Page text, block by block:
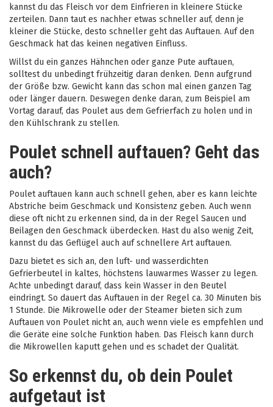
kannst du das Fleisch vor dem Einfrieren in kleinere Stücke
zerteilen. Dann taut es nachher etwas schneller auf, denn je
kleiner die Stücke, desto schneller geht das Auftauen. Auf den
Geschmack hat das keinen negativen Einfluss.
Willst du ein ganzes Hähnchen oder ganze Pute auftauen,
solltest du unbedingt frühzeitig daran denken. Denn aufgrund
der Größe bzw. Gewicht kann das schon mal einen ganzen Tag
oder länger dauern. Deswegen denke daran, zum Beispiel am
Vortag darauf, das Poulet aus dem Gefrierfach zu holen und in
den Kühlschrank zu stellen.
Poulet schnell auftauen? Geht das
auch?
Poulet auftauen kann auch schnell gehen, aber es kann leichte
Abstriche beim Geschmack und Konsistenz geben. Auch wenn
diese oft nicht zu erkennen sind, da in der Regel Saucen und
Beilagen den Geschmack überdecken. Hast du also wenig Zeit,
kannst du das Geflügel auch auf schnellere Art auftauen.
Dazu bietet es sich an, den luft- und wasserdichten
Gefrierbeutel in kaltes, höchstens lauwarmes Wasser zu legen.
Achte unbedingt darauf, dass kein Wasser in den Beutel
eindringt. So dauert das Auftauen in der Regel ca. 30 Minuten bis
1 Stunde. Die Mikrowelle oder der Steamer bieten sich zum
Auftauen von Poulet nicht an, auch wenn viele es empfehlen und
die Geräte eine solche Funktion haben. Das Fleisch kann durch
die Mikrowellen kaputt gehen und es schadet der Qualität.
So erkennst du, ob dein Poulet
aufgetaut ist